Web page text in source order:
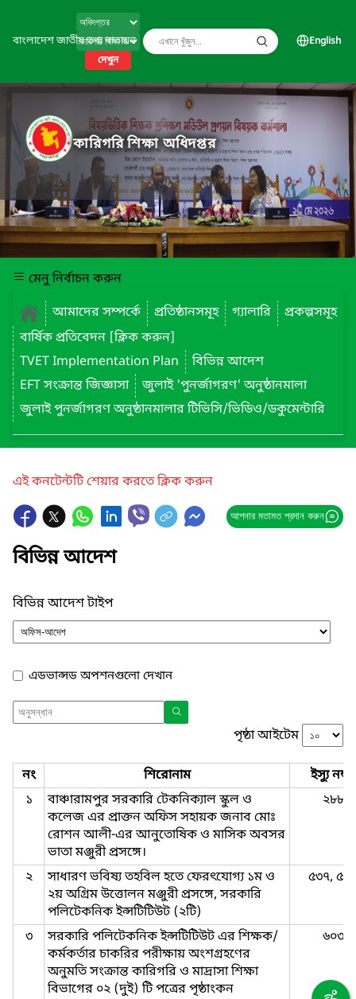
বাংলাদেশ জাতীয় তথ্য বাতায়ন
দেখুন
English
কারিগরি শিক্ষা অধিদপ্তর
মেনু নির্বাচন করুন
আমাদের সম্পর্কে
প্রতিষ্ঠানসমূহ গ্যালারি
প্রকল্পসমূহ
বার্ষিক প্রতিবেদন [ক্লিক করুন]
TVET Implementation Plan
বিভিন্ন আদেশ
EFT সংক্রান্ত জিজ্ঞাসা
জুলাই 'পুনর্জাগরণ' অনুষ্ঠানমালা
জুলাই পুনর্জাগরণ অনুষ্ঠানমালার টিভিসি/ভিডিও/ডকুমেন্টারি
এই কনটেন্টটি শেয়ার করতে ক্লিক করুন
আপনার মতামত প্রদান করুন
বিভিন্ন আদেশ
বিভিন্ন আদেশ টাইপ
এডভান্সড অপশনগুলো দেখান
পৃষ্ঠা আইটেম
নং শিরোনাম
ইস্যু নম্বর
১
বাঞ্চারামপুর সরকারি টেকনিক্যাল স্কুল ও
কলেজ এর প্রাক্তন অফিস সহায়ক জনাব মোঃ
রোশন আলী-এর আনুতোষিক ও মাসিক অবসর
ভাতা মঞ্জুরী প্রসঙ্গে।
২৮৮
২
সাধারণ ভবিষ্য তহবিল হতে ফেরৎযোগ্য ১ম ও
২য় অগ্রিম উত্তোলন মঞ্জুরী প্রসঙ্গে, সরকারি
পলিটেকনিক ইন্সটিটিউট (২টি)
৫৩৭,
৩
সরকারি পলিটেকনিক ইন্সটিটিউট এর শিক্ষক/
কর্মকর্তার চাকরির পরীক্ষায় অংশগ্রহণের
অনুমতি সংক্রান্ত কারিগরি ও মাদ্রাসা শিক্ষা
বিভাগের ০২ (দুই) টি পত্রের পৃষ্ঠাংকন
৬০৩